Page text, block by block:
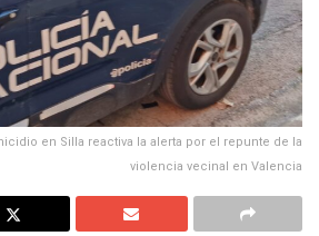
en Silla reactiva la alerta por el repunte de la
violencia vecinal en Valencia